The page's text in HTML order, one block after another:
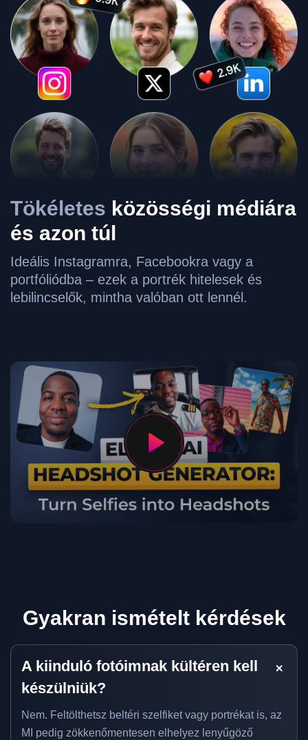
Tökéletes közösségi médiára
és azon túl
Ideális Instagramra, Facebookra vagy a
portfóliódba – ezek a portrék hitelesek és
lebilincselők, mintha valóban ott lennél.
Gyakran ismételt kérdések
A kiinduló fotóimnak kültéren kell
készülniük?
Nem. Feltölthetsz beltéri szelfiket vagy portrékat is, az
MI pedig zökkenőmentesen elhelyez lenyűgöző